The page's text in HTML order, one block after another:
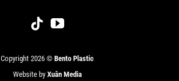
Copyright 2026 © Bento Plastic
Website by Xuân Media